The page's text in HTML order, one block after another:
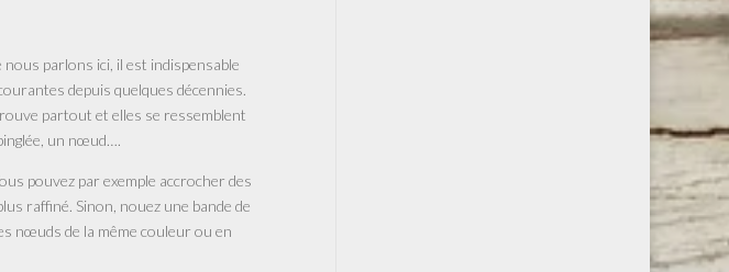
nous parlons ici, il est indispensable
depuis quelques décennies.
partout et elles se ressemblent
un nœud….
pouvez par exemple accrocher des
raffiné. Sinon, nouez une bande de
nœuds de la même couleur ou en